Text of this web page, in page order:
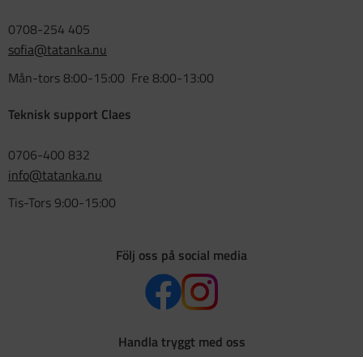
0708-254 405
sofia@tatanka.nu
Mån-tors 8:00-15:00 Fre 8:00-13:00
Teknisk support Claes
0706-400 832
info@tatanka.nu
Tis-Tors 9:00-15:00
Följ oss på social media
Handla tryggt med oss